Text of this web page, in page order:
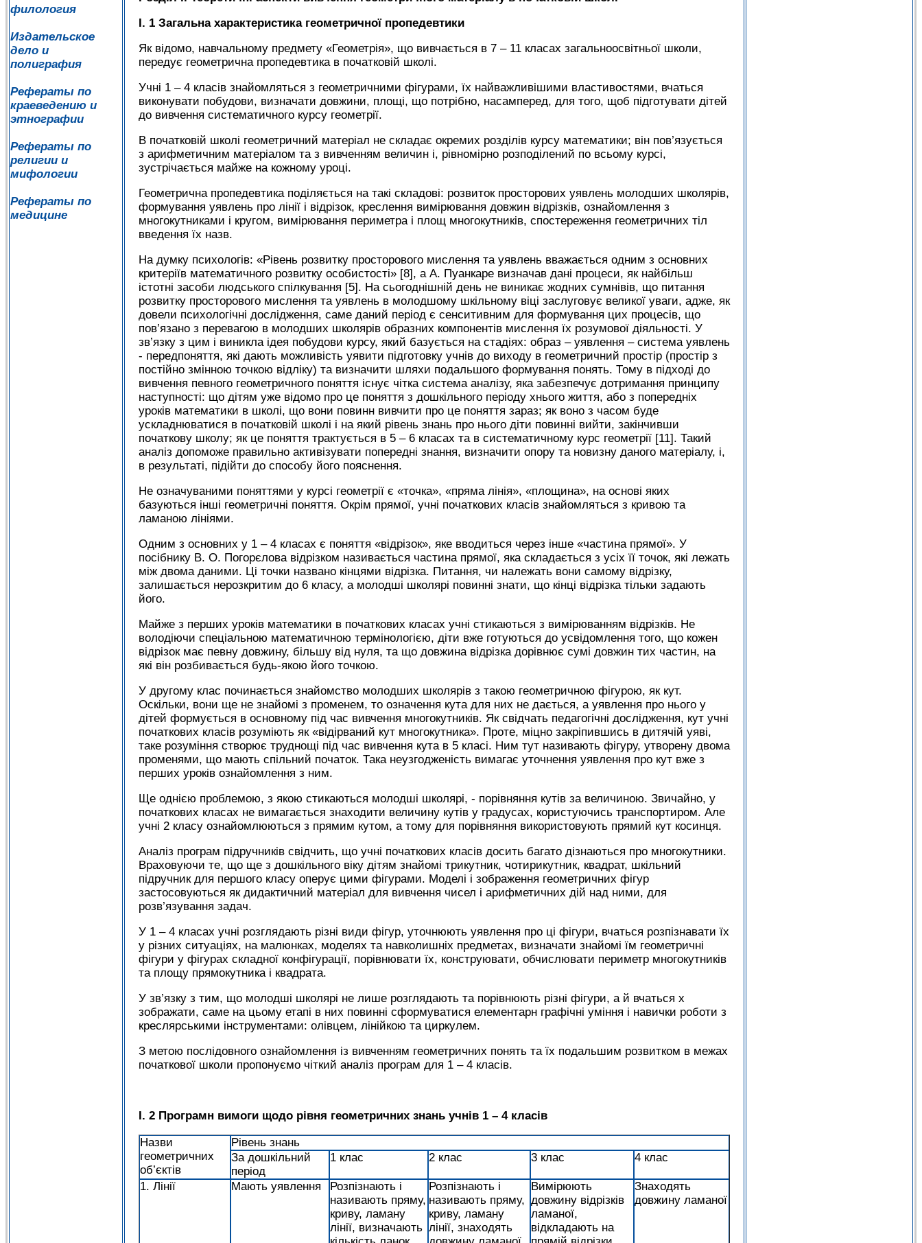
филология
Издательское
дело и
полиграфия
Рефераты по
краеведению и
этнографии
Рефераты по
религии и
мифологии
Рефераты по
медицине
І. 1 Загальна характеристика геометричної пропедевтики
Як відомо, навчальному предмету «Геометрія», що вивчається в 7 – 11 класах загальноосвітньої школи,
передує геометрична пропедевтика в початковій школі.
Учні 1 – 4 класів знайомляться з геометричними фігурами, їх найважливішими властивостями, вчаться
виконувати побудови, визначати довжини, площі, що потрібно, насамперед, для того, щоб підготувати дітей
до вивчення систематичного курсу геометрії.
В початковій школі геометричний матеріал не складає окремих розділів курсу математики; він пов’язується
з арифметичним матеріалом та з вивченням величин і, рівномірно розподілений по всьому курсі,
зустрічається майже на кожному уроці.
Геометрична пропедевтика поділяється на такі складові: розвиток просторових уявлень молодших школярів,
формування уявлень про лінії і відрізок, креслення вимірювання довжин відрізків, ознайомлення з
многокутниками і кругом, вимірювання периметра і площ многокутників, спостереження геометричних тіл
введення їх назв.
На думку психологів: «Рівень розвитку просторового мислення та уявлень вважається одним з основних
критеріїв математичного розвитку особистості» [8], а А. Пуанкаре визначав дані процеси, як найбільш
істотні засоби людського спілкування [5]. На сьогоднішній день не виникає жодних сумнівів, що питання
розвитку просторового мислення та уявлень в молодшому шкільному віці заслуговує великої уваги, адже, як
довели психологічні дослідження, саме даний період є сенситивним для формування цих процесів, що
пов’язано з перевагою в молодших школярів образних компонентів мислення їх розумової діяльності. У
зв’язку з цим і виникла ідея побудови курсу, який базується на стадіях: образ – уявлення – система уявлень
- передпоняття, які дають можливість уявити підготовку учнів до виходу в геометричний простір (простір з
постійно змінною точкою відліку) та визначити шляхи подальшого формування понять. Тому в підході до
вивчення певного геометричного поняття існує чітка система аналізу, яка забезпечує дотримання принципу
наступності: що дітям уже відомо про це поняття з дошкільного періоду хнього життя, або з попередніх
уроків математики в школі, що вони повинн вивчити про це поняття зараз; як воно з часом буде
ускладнюватися в початковій школі і на який рівень знань про нього діти повинні вийти, закінчивши
початкову школу; як це поняття трактується в 5 – 6 класах та в систематичному курс геометрії [11]. Такий
аналіз допоможе правильно активізувати попередні знання, визначити опору та новизну даного матеріалу, і,
в результаті, підійти до способу його пояснення.
Не означуваними поняттями у курсі геометрії є «точка», «пряма лінія», «площина», на основі яких
базуються інші геометричні поняття. Окрім прямої, учні початкових класів знайомляться з кривою та
ламаною лініями.
Одним з основних у 1 – 4 класах є поняття «відрізок», яке вводиться через інше «частина прямої». У
посібнику В. О. Погорєлова відрізком називається частина прямої, яка складається з усіх її точок, які лежать
між двома даними. Ці точки названо кінцями відрізка. Питання, чи належать вони самому відрізку,
залишається нерозкритим до 6 класу, а молодші школярі повинні знати, що кінці відрізка тільки задають
його.
Майже з перших уроків математики в початкових класах учні стикаються з вимірюванням відрізків. Не
володіючи спеціальною математичною термінологією, діти вже готуються до усвідомлення того, що кожен
відрізок має певну довжину, більшу від нуля, та що довжина відрізка дорівнює сумі довжин тих частин, на
які він розбивається будь-якою його точкою.
У другому клас починається знайомство молодших школярів з такою геометричною фігурою, як кут.
Оскільки, вони ще не знайомі з променем, то означення кута для них не дається, а уявлення про нього у
дітей формується в основному під час вивчення многокутників. Як свідчать педагогічні дослідження, кут учні
початкових класів розуміють як «відірваний кут многокутника». Проте, міцно закріпившись в дитячій уяві,
таке розуміння створює труднощі під час вивчення кута в 5 класі. Ним тут називають фігуру, утворену двома
променями, що мають спільний початок. Така неузгодженість вимагає уточнення уявлення про кут вже з
перших уроків ознайомлення з ним.
Ще однією проблемою, з якою стикаються молодші школярі, - порівняння кутів за величиною. Звичайно, у
початкових класах не вимагається знаходити величину кутів у градусах, користуючись транспортиром. Але
учні 2 класу ознайомлюються з прямим кутом, а тому для порівняння використовують прямий кут косинця.
Аналіз програм підручників свідчить, що учні початкових класів досить багато дізнаються про многокутники.
Враховуючи те, що ще з дошкільного віку дітям знайомі трикутник, чотирикутник, квадрат, шкільний
підручник для першого класу оперує цими фігурами. Моделі і зображення геометричних фігур
застосовуються як дидактичний матеріал для вивчення чисел і арифметичних дій над ними, для
розв’язування задач.
У 1 – 4 класах учні розглядають різні види фігур, уточнюють уявлення про ці фігури, вчаться розпізнавати їх
у різних ситуаціях, на малюнках, моделях та навколишніх предметах, визначати знайомі їм геометричні
фігури у фігурах складної конфігурації, порівнювати їх, конструювати, обчислювати периметр многокутників
та площу прямокутника і квадрата.
У зв’язку з тим, що молодші школярі не лише розглядають та порівнюють різні фігури, а й вчаться х
зображати, саме на цьому етапі в них повинні сформуватися елементарн графічні уміння і навички роботи з
креслярськими інструментами: олівцем, лінійкою та циркулем.
З метою послідовного ознайомлення із вивченням геометричних понять та їх подальшим розвитком в межах
початкової школи пропонуємо чіткий аналіз програм для 1 – 4 класів.
І. 2 Програмн вимоги щодо рівня геометричних знань учнів 1 – 4 класів
Назви
геометричних
об’єктів
Рівень знань
За дошкільний
період
1 клас 2 клас 3 клас 4 клас
1. Лінії Мають уявлення
Розпізнають і
називають пряму,
криву, ламану
лінії, визначають
Розпізнають і
називають пряму,
криву, ламану
лінії, знаходять
Вимірюють
довжину відрізків
ламаної,
відкладають на
Знаходять
довжину ламаної